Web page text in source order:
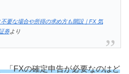
要な場合や所得の求め方も開設｜FX 気
券より
「FXの確定申告が必要なのはど